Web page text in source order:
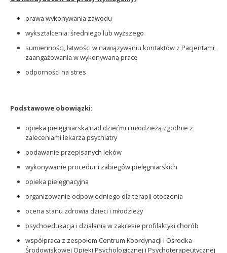
prawa wykonywania zawodu
wykształcenia: średniego lub wyższego
sumienności, łatwości w nawiązywaniu kontaktów z Pacjentami,
zaangażowania w wykonywaną pracę
odporności na stres
Podstawowe obowiązki:
opieka pielęgniarska nad dziećmi i młodzieżą zgodnie z
zaleceniami lekarza psychiatry
podawanie przepisanych leków
wykonywanie procedur i zabiegów pielęgniarskich
opieka pielęgnacyjna
organizowanie odpowiedniego dla terapii otoczenia
ocena stanu zdrowia dzieci i młodzieży
psychoedukacja i działania w zakresie profilaktyki chorób
współpraca z zespołem Centrum Koordynacji i Ośrodka
Środowiskowej Opieki Psychologicznej i Psychoterapeutycznej